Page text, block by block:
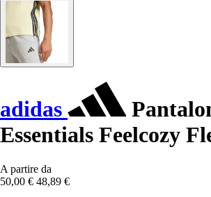
adidas
Essentials Feelcozy
A partire da
50,00 € 48,89 €